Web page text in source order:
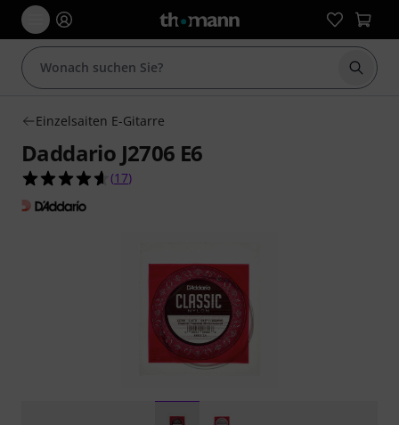
Suche
Einzelsaiten E-Gitarre
Daddario J2706 E6
4.6 von 5 Sternen aus 17 Kundenbewertungen
(17)